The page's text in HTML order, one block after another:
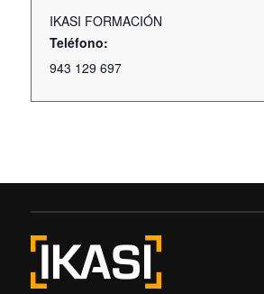
IKASI FORMACIÓN
Teléfono:
943 129 697